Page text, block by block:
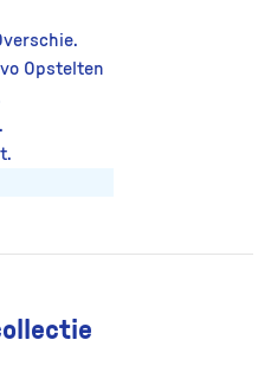
Opstelten